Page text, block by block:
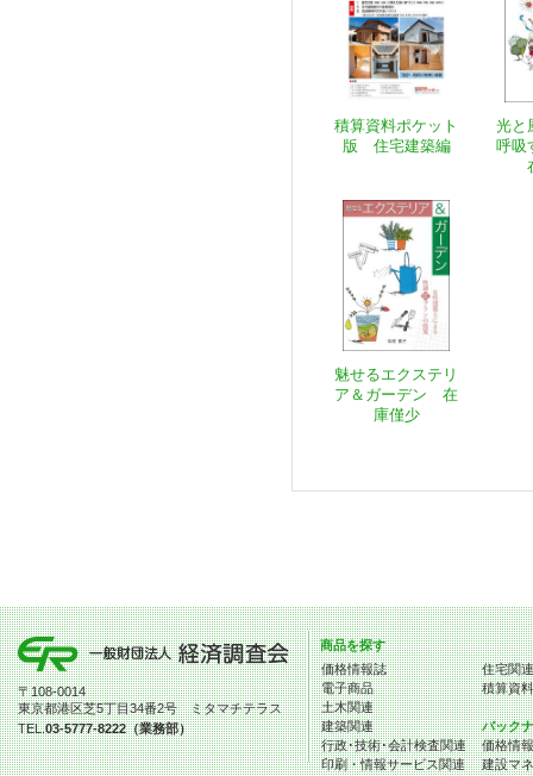
積算資料ポケット
版 住宅建築編
光と
呼
魅せるエクステリ
ア＆ガーデン 在
庫僅少
〒108-0014
東京都港区芝5丁目34番2号 ミタマチテラス
TEL.03-5777-8222（業務部）
商品を探す
価格情報誌
電子商品
土木関連
建築関連
行政･技術･会計検査関連
印刷・情報サービス関連
住宅関連
積算資
バック
価格情
建設マ